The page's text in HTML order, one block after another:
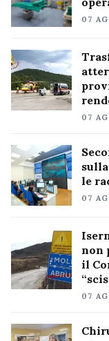
07
07
le
07
non
il
07